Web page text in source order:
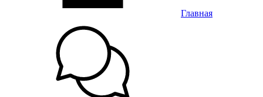
Главная